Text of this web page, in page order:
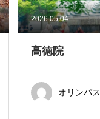
2026.05.04
高徳院
オリンパス